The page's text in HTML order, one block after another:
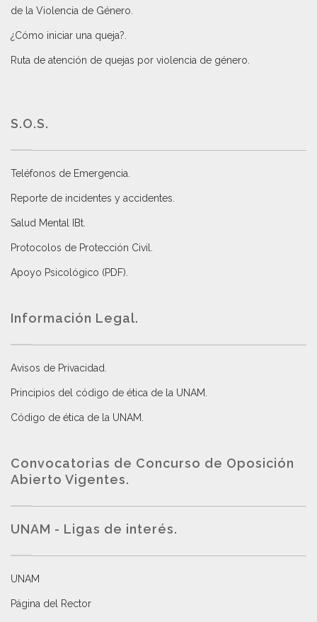
de la Violencia de Género
¿Cómo iniciar una queja?
Ruta de atención de quejas por violencia de género
S.O.S.
Teléfonos de Emergencia.
Reporte de incidentes y accidentes
Salud Mental IBt
Protocolos de Protección Civil
Apoyo Psicológico (PDF)
Información Legal.
Avisos de Privacidad
Principios del código de ética de la UNAM
Código de ética de la UNAM
Convocatorias de Concurso de Oposición
Abierto Vigentes.
UNAM - Ligas de interés.
UNAM
Página del Rector